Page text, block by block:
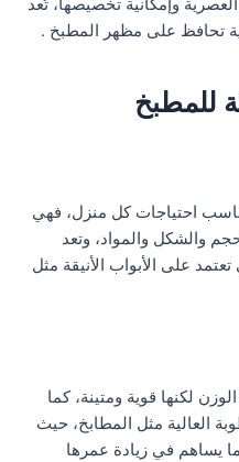
وإمكانية تخصيصها، تُعد
تحافظ على مظهر المطبخ .
للمطبخ
احتياجات كل منزل، فهي
والشكل والمواد، وتعد
تعتمد على الأبواب الأنيقة مثل
لكنها قوية ومتينة، كما
العالية مثل المطابخ، حيث
يساهم في زيادة عمرها